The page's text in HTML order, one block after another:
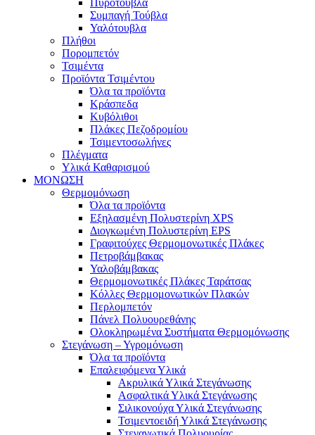
Συμπαγή Τούβλα
Υαλότουβλα
Πλήθοι
Πορομπετόν
Τσιμέντα
Προϊόντα Τσιμέντου
Όλα τα προϊόντα
Κράσπεδα
Κυβόλιθοι
Πλάκες Πεζοδρομίου
Τσιμεντοσωλήνες
Πλέγματα
Υλικά Καθαρισμού
ΜΟΝΩΣΗ
Θερμομόνωση
Όλα τα προϊόντα
Εξηλασμένη Πολυστερίνη XPS
Διογκωμένη Πολυστερίνη EPS
Γραφιτούχες Θερμομονωτικές Πλάκες
Πετροβάμβακας
Υαλοβάμβακας
Θερμομονωτικές Πλάκες Ταράτσας
Κόλλες Θερμομονωτικών Πλακών
Περλομπετόν
Πάνελ Πολυουρεθάνης
Ολοκληρωμένα Συστήματα Θερμομόνωσης
Στεγάνωση – Υγρομόνωση
Όλα τα προϊόντα
Επαλειφόμενα Υλικά
Ακρυλικά Υλικά Στεγάνωσης
Ασφαλτικά Υλικά Στεγάνωσης
Σιλικονούχα Υλικά Στεγάνωσης
Τσιμεντοειδή Υλικά Στεγάνωσης